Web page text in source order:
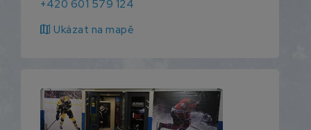
+420 601 579 124
map Ukázat na mapě